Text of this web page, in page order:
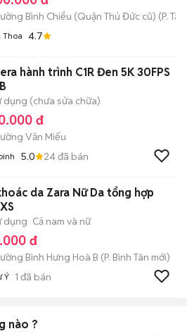
Bình Chiểu (Quận Thủ Đức cũ) (P.
Thoa 4.7
hành trình C1R Đen 5K 30FPS
dụng (chưa sửa chữa)
đ
Văn Miếu
5.0 24đã bán
da Zara Nữ Da tổng hợp
dụng Cả nam và nữ
đ
Bình Hưng Hoà B (P. Bình Tân mới)
Ý 1 đã bán
nào ?